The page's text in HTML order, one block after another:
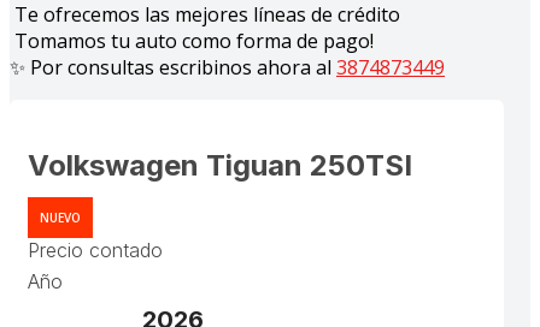
Te ofrecemos las mejores líneas de crédito
Tomamos tu auto como forma de pago!
✨ Por consultas escribinos ahora al 3874873449
Volkswagen Tiguan 250TSI
NUEVO
Precio contado
Año
2026